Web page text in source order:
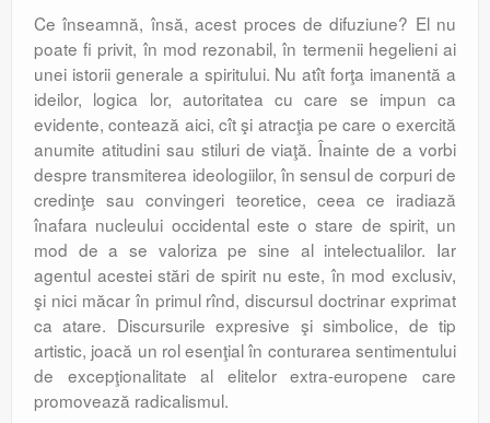
Ce înseamnă, însă, acest proces de difuziune? El nu
poate fi privit, în mod rezonabil, în termenii hegelieni ai
unei istorii generale a spiritului. Nu atît forţa imanentă a
ideilor, logica lor, autoritatea cu care se impun ca
evidente, contează aici, cît şi atracţia pe care o exercită
anumite atitudini sau stiluri de viaţă. Înainte de a vorbi
despre transmiterea ideologiilor, în sensul de corpuri de
credinţe sau convingeri teoretice, ceea ce iradiază
înafara nucleului occidental este o stare de spirit, un
mod de a se valoriza pe sine al intelectualilor. Iar
agentul acestei stări de spirit nu este, în mod exclusiv,
şi nici măcar în primul rînd, discursul doctrinar exprimat
ca atare. Discursurile expresive şi simbolice, de tip
artistic, joacă un rol esenţial în conturarea sentimentului
de excepţionalitate al elitelor extra-europene care
promovează radicalismul.